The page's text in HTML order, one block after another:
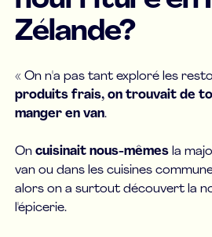
Zélande?
« On n'a pas tant exploré les
produits frais, on trouvait de
manger en van.
Oncuisinait nous-mêmes la
van ou dans les cuisines
alors on a surtout découvert la
l'épicerie.